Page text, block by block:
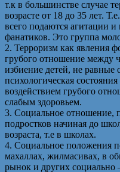
т.к в большинстве случае
возрасте от 18 до 35 лет.
всего подаются агитации
фанатиков. Это группа
2. Терроризм как явления
грубого отношение между
избиение детей, не равные
психологическая
воздействием грубого
слабым здоровьем.
3. Социальное отношение,
подростков начиная до
возраста, т.е в школах.
4. Социальное положения
махаллах, жилмасивах, в
рынок и других